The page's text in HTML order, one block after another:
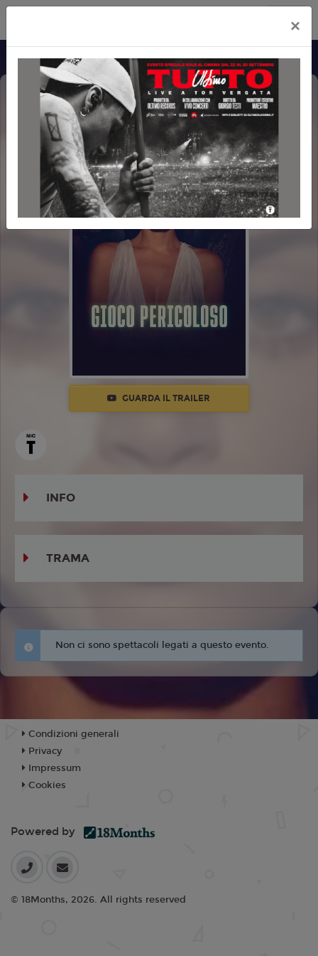
GIOCO PERICOLOSO
POLTRONE LUX
GUARDA IL TRAILER
INFO
TRAMA
Non ci sono spettacoli legati a questo evento.
×
Condizioni generali
Privacy
Impressum
Cookies
Powered by
© 18Months, 2026. All rights reserved